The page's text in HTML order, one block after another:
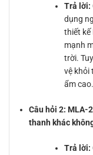
Trả lời:
dụng
thiết kế
mạnh
trời.
vệ khỏi
ẩm cao.
Câu hỏi 2: MLA-
thanh khác
Trả lời: